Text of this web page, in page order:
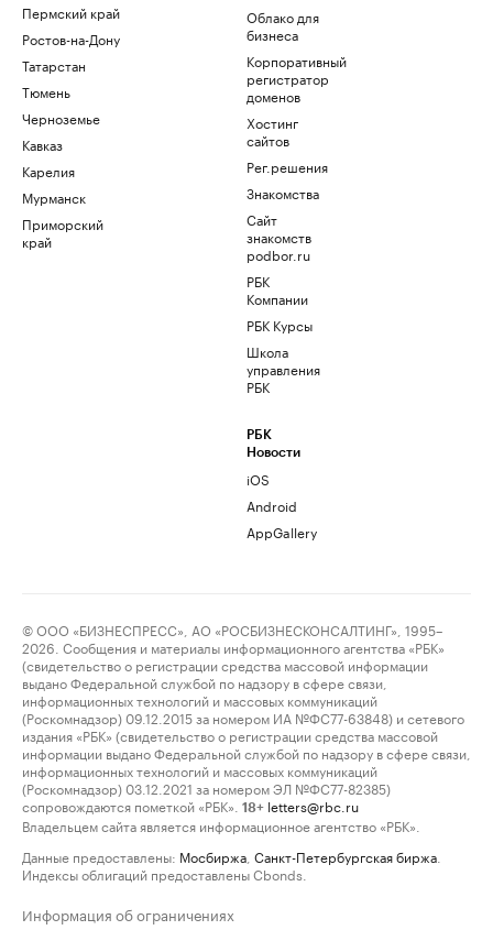
Пермский край
Ростов-на-Дону
Татарстан
Тюмень
Черноземье
Кавказ
Карелия
Мурманск
Приморский
край
Облако для
бизнеса
Корпоративный
регистратор
доменов
Хостинг
сайтов
Рег.решения
Знакомства
Сайт
знакомств
podbor.ru
РБК
Компании
РБК Курсы
Школа
управления
РБК
РБК
Новости
iOS
Android
AppGallery
© ООО «БИЗНЕСПРЕСС», АО «РОСБИЗНЕСКОНСАЛТИНГ», 1995–
2026. Сообщения и материалы информационного агентства «РБК»
(свидетельство о регистрации средства массовой информации
выдано Федеральной службой по надзору в сфере связи,
информационных технологий и массовых коммуникаций
(Роскомнадзор) 09.12.2015 за номером ИА №ФС77-63848) и сетевого
издания «РБК» (свидетельство о регистрации средства массовой
информации выдано Федеральной службой по надзору в сфере связи,
информационных технологий и массовых коммуникаций
(Роскомнадзор) 03.12.2021 за номером ЭЛ №ФС77-82385)
сопровождаются пометкой «РБК».
18+ letters@rbc.ru
Владельцем сайта является информационное агентство «РБК».
Данные предоставлены: Мосбиржа Санкт-Петербургская биржа
Индексы облигаций предоставлены Cbonds.
Информация об ограничениях